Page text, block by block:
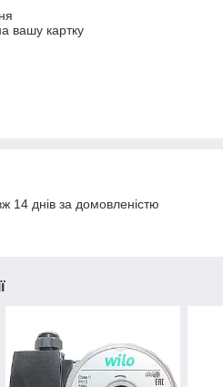
вашу картку
14 днів за домовленістю